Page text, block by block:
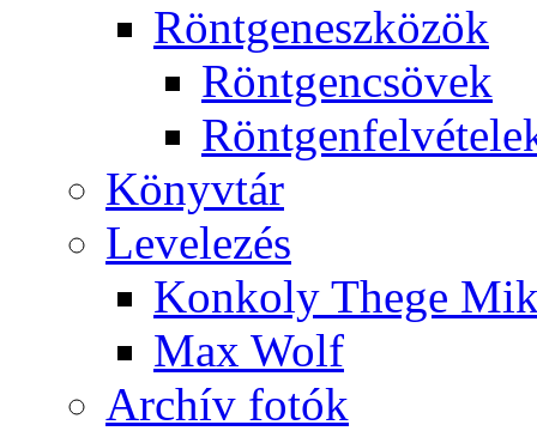
Rönt­gen­esz­kö­zök
Rönt­gen­csö­vek
Könyv­tár
Le­ve­le­zés
Kon­koly The­ge
Max Wolf
Ar­chív fo­tók